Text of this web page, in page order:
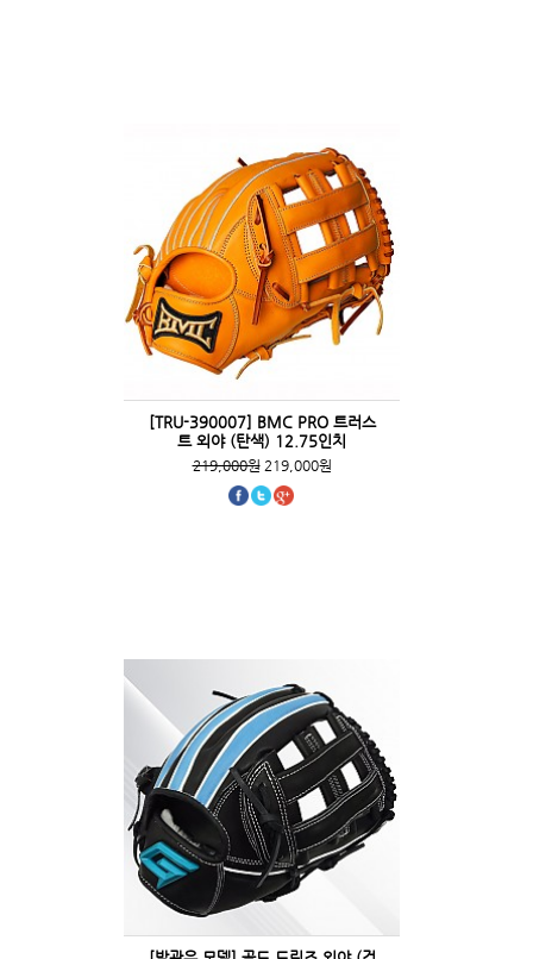
[TRU-390007] BMC PRO 트러스
트 외야 (탄색) 12.75인치
219,000원219,000원